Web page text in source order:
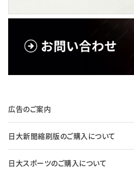
広告のご案内
日大新聞縮刷版のご購入について
日大スポーツのご購入について